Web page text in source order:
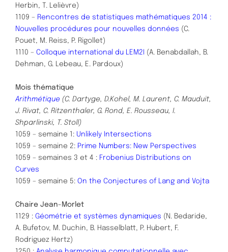
Herbin, T. Lelièvre)
1109 – Rencontres de statistiques mathématiques 2014 :
Nouvelles procédures pour nouvelles données (C.
Pouet, M. Reiss, P. Rigollet)
1110 – Colloque international du LEM2I (A. Benabdallah, B.
Dehman, G. Lebeau, E. Pardoux)
Mois thématique
Arithmétique (C. Dartyge, D.Kohel, M. Laurent, C. Mauduit,
J. Rivat, C. Ritzenthaler, G. Rond, E. Rousseau, I.
Shparlinski, T. Stoll)
1059 – semaine 1: Unlikely Intersections
1059 – semaine 2: Prime Numbers: New Perspectives
1059 – semaines 3 et 4 : Frobenius Distributions on
Curves
1059 – semaine 5: On the Conjectures of Lang and Vojta
Chaire Jean-Morlet
1129 : Géométrie et systèmes dynamiques (N. Bedaride,
A. Bufetov, M. Duchin, B. Hasselblatt, P. Hubert, F.
Rodriguez Hertz)